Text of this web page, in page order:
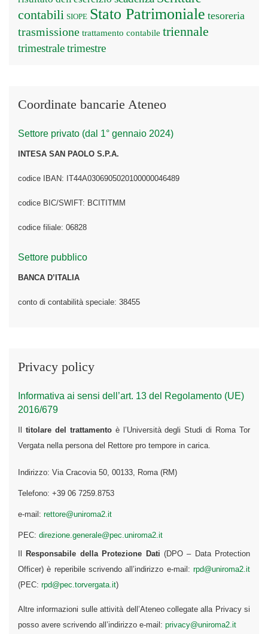
contabili SIOPE Stato Patrimoniale tesoreria
trasmissione trattamento contabile triennale
trimestraletrimestre
Coordinate bancarie Ateneo
Settore privato (dal 1° gennaio 2024)
INTESA SAN PAOLO S.P.A.
codice IBAN: IT44A0306905020100000046489
codice BIC/SWIFT: BCITITMM
codice filiale: 06828
Settore pubblico
BANCA D’ITALIA
conto di contabilità speciale: 38455
Privacy policy
Informativa ai sensi dell’art. 13 del Regolamento (UE)
2016/679
Il titolare del trattamentoè l’Università degli Studi di Roma Tor
Vergata nella persona del Rettore pro tempore in carica.
Indirizzo: Via Cracovia 50, 00133, Roma (RM)
Telefono: +39 06 7259.8753
e-mail: rettore@uniroma2.it
PEC: direzione.generale@pec.uniroma2.it
IlResponsabile della Protezione Dati (DPO – Data Protection
Officer) è reperibile scrivendo all’indirizzo e-mail: rpd@uniroma2.it
(PEC: rpd@pec.torvergata.it)
Altre informazioni sulle attività dell’Ateneo collegate alla Privacy si
posso avere scrivendo all’indirizzo e-mail: privacy@uniroma2.it